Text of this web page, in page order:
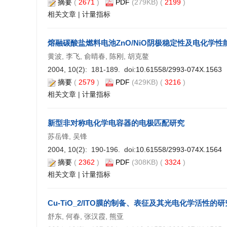
摘要 ( 2671 ) PDF (279KB) ( 2199 )
相关文章 | 计量指标
熔融碳酸盐燃料电池ZnO/NiO阴极稳定性及电化学性
黄波, 李飞, 俞晴春, 陈刚, 胡克鳌
2004, 10(2): 181-189. doi:10.61558/2993-074X.1563
摘要 ( 2579 ) PDF (429KB) ( 3216 )
相关文章 | 计量指标
新型非对称电化学电容器的电极匹配研究
苏岳锋, 吴锋
2004, 10(2): 190-196. doi:10.61558/2993-074X.1564
摘要 ( 2362 ) PDF (308KB) ( 3324 )
相关文章 | 计量指标
Cu-TiO_2/ITO膜的制备、表征及其光电化学活性的研
舒东, 何春, 张汉霞, 熊亚